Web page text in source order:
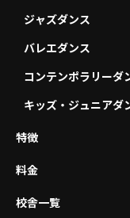
ジャズダンス
バレエダンス
コンテンポラリーダ
キッズ・ジュニアダ
特徴
料金
校舎一覧